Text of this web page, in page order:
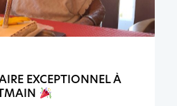
EXCEPTIONNEL À